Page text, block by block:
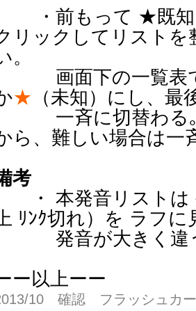
・前もって ★既知
リックしてリストを
。
画面下の一覧表で
★ （未知）にし、最
一斉に切替わる｡
ら、難しい場合は一
考
・ 本発音リストは
ﾘﾝｸ切れ）を ラフに
発音が大きく違う
ー以上ーー
10 確認 フラッシュカー